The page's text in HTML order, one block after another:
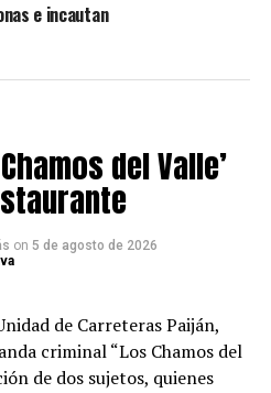
e incautan
del Valle’
on 5 de agosto de 2026
de Carreteras Paiján,
criminal “Los Chamos del
de dos sujetos, quienes